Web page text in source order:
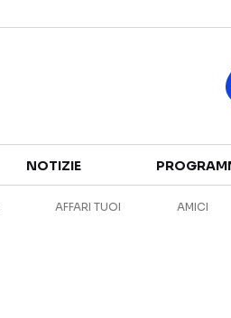
CANALI TV
NOTIZIE
AFFARI TUOI AMICI